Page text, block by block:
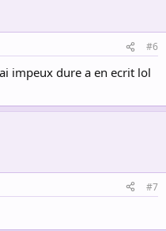
#6
impeux dure a en ecrit lol
#7